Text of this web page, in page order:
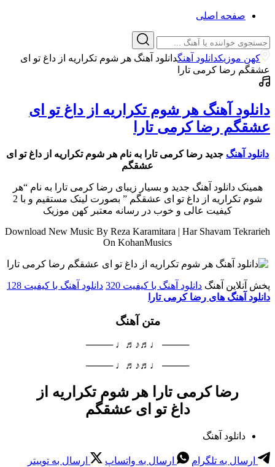
صفحه اصلی
کهن موزیکدانلود آهنگدانلود آهنگ هر شوم تکراریه از داغ تو ای
عشقگم رضا کرمی تارا
دانلود آهنگ هر شوم تکراریه از داغ تو ای
عشقگم رضا کرمی تارا
دانلود آهنگ جدید رضا کرمی تارا به نام هر شوم تکراریه از داغ تو ای
عشقگم
همینک دانلود آهنگ جدید و بسیار زیبای رضا کرمی تارا به نام “هر
شوم تکراریه از داغ تو ای عشقگم ” بصورت لینک مستقیم و با 2
کیفیت عالی و خوب در رسانه معتبر کهن موزیک
Download New Music By Reza Karamitara | Har Shavam Tekrarieh
On KohanMusics
پخش آنلاین آهنگ دانلود آهنگ با کیفیت 320
دانلود آهنگ با کیفیت 128
دانلود آهنگ های رضا کرمی تارا
متن آهنگ
──── ♩♬♪♬♩ ────
──── ♩♬♪♬♩ ────
رضا کرمی تارا هر شوم تکراریه از
داغ تو ای عشقگم
دانلود آهنگ
ارسال به تلگرام ارسال به واتساپ ارسال به توییتر